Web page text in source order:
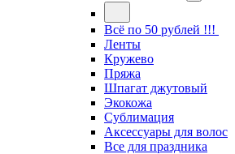
Всё по 50 рублей !!!
Ленты
Кружево
Пряжа
Шпагат джутовый
Экокожа
Сублимация
Аксессуары для волос
Все для праздника